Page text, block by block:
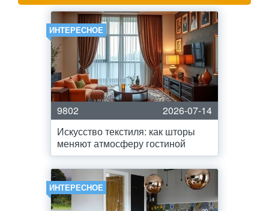
ИНТЕРЕСНОЕ
9802
2026-07-14
Искусство текстиля: как шторы
меняют атмосферу гостиной
ИНТЕРЕСНОЕ